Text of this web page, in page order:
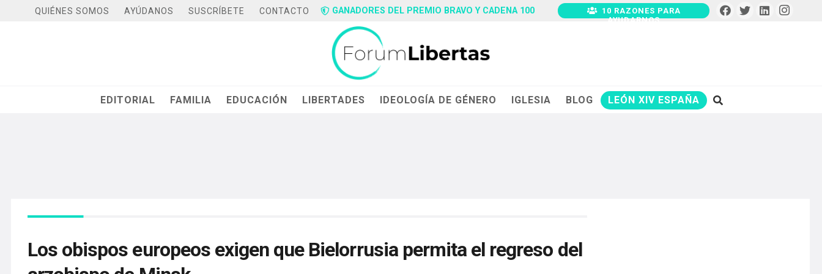
QUIÉNES SOMOS AYÚDANOS SUSCRÍBETE CONTACTO GANADORES DEL PREMIO BRAVO Y CADENA 100
10 RAZONES PARA
AYUDARNOS
EDITORIAL FAMILIA EDUCACIÓN LIBERTADES IDEOLOGÍA DE GÉNERO IGLESIA BLOG LEÓN XIV ESPAÑA
Los obispos europeos exigen que Bielorrusia permita el regreso del